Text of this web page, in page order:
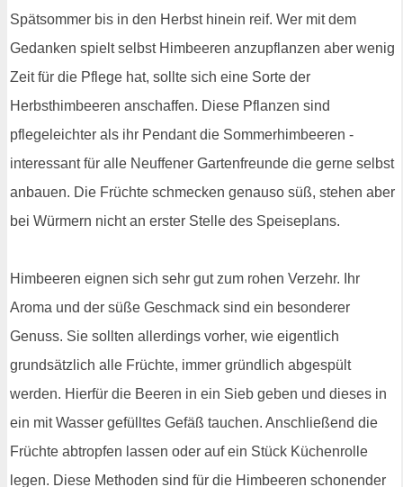
Spätsommer bis in den Herbst hinein reif. Wer mit dem
Gedanken spielt selbst Himbeeren anzupflanzen aber wenig
Zeit für die Pflege hat, sollte sich eine Sorte der
Herbsthimbeeren anschaffen. Diese Pflanzen sind
pflegeleichter als ihr Pendant die Sommerhimbeeren -
interessant für alle Neuffener Gartenfreunde die gerne selbst
anbauen. Die Früchte schmecken genauso süß, stehen aber
bei Würmern nicht an erster Stelle des Speiseplans.
Himbeeren eignen sich sehr gut zum rohen Verzehr. Ihr
Aroma und der süße Geschmack sind ein besonderer
Genuss. Sie sollten allerdings vorher, wie eigentlich
grundsätzlich alle Früchte, immer gründlich abgespült
werden. Hierfür die Beeren in ein Sieb geben und dieses in
ein mit Wasser gefülltes Gefäß tauchen. Anschließend die
Früchte abtropfen lassen oder auf ein Stück Küchenrolle
legen. Diese Methoden sind für die Himbeeren schonender